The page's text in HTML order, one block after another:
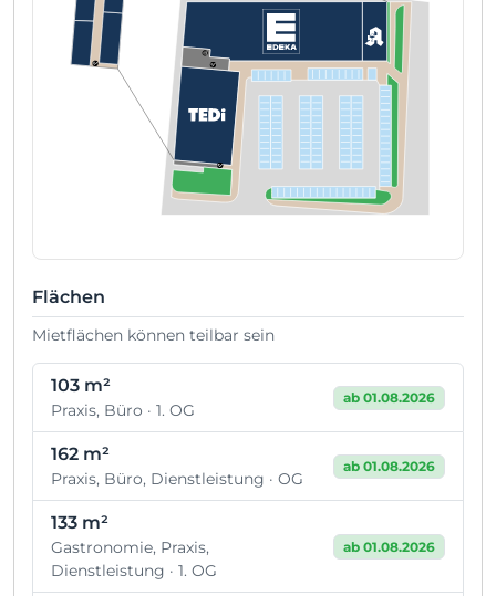
Flächen
Mietflächen können teilbar sein
103 m²
Praxis, Büro · 1. OG
ab 01.08.2026
162 m²
Praxis, Büro, Dienstleistung · OG
ab 01.08.2026
133 m²
Gastronomie, Praxis,
Dienstleistung · 1. OG
ab 01.08.2026